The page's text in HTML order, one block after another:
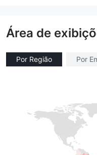
Área de
Por Região Por